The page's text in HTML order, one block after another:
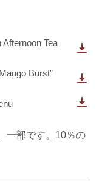
Tea
Burst”
一部です。10％の